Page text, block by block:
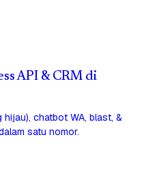
API & CRM di
hijau), chatbot WA, blast, &
satu nomor.